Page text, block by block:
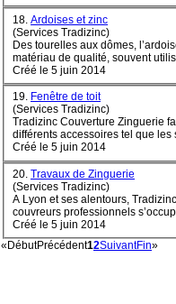
18. Ardoises et zinc
(Services Tradizinc)
Des tourelles aux dômes,
Créé le 5 juin 2014
19. Fenêtre de toit
(Services Tradizinc)
Tradizinc Couverture Zinguerie
différents accessoires tel que les
Créé le 5 juin 2014
20. Travaux de Zinguerie
(Services Tradizinc)
A Lyon et ses alentours,
couvreurs professionnels
Créé le 5 juin 2014
« DébutPrécédent12SuivantFin»